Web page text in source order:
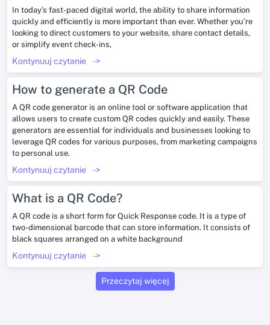
In today’s fast-paced digital world, the ability to share information
quickly and efficiently is more important than ever. Whether you’re
looking to direct customers to your website, share contact details,
or simplify event check-ins,
Kontynuuj czytanie ->
How to generate a QR Code
A QR code generator is an online tool or software application that
allows users to create custom QR codes quickly and easily. These
generators are essential for individuals and businesses looking to
leverage QR codes for various purposes, from marketing campaigns
to personal use.
Kontynuuj czytanie ->
What is a QR Code?
A QR code is a short form for Quick Response code. It is a type of
two-dimensional barcode that can store information. It consists of
black squares arranged on a white background
Kontynuuj czytanie ->
Przeczytaj więcej